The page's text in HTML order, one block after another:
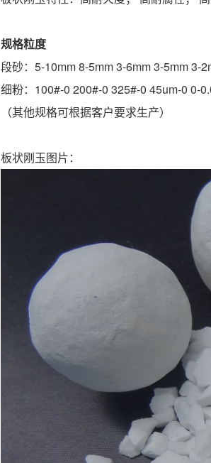
规格粒度
段砂：5-10mm 8-5mm 3-6mm 3-5mm 3-
细粉：100#-0 200#-0 325#-0 45um-0 0-
（其他规格可根据客户要求生产）
板状刚玉图片：